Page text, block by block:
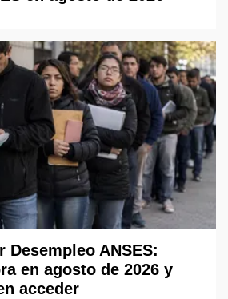
Desempleo ANSES:
en agosto de 2026 y
acceder